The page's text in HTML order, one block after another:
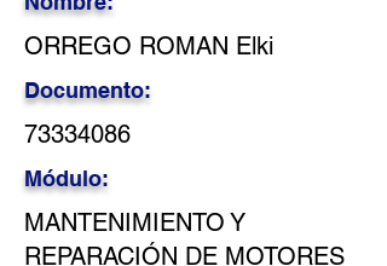
ORREGO ROMAN Elki
Documento:
73334086
Módulo:
MANTENIMIENTO Y
REPARACIÓN DE MOTORES